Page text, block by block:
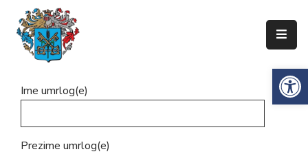
Упознајте
Локална
Ime umrlog(e)
Prezime umrlog(e)